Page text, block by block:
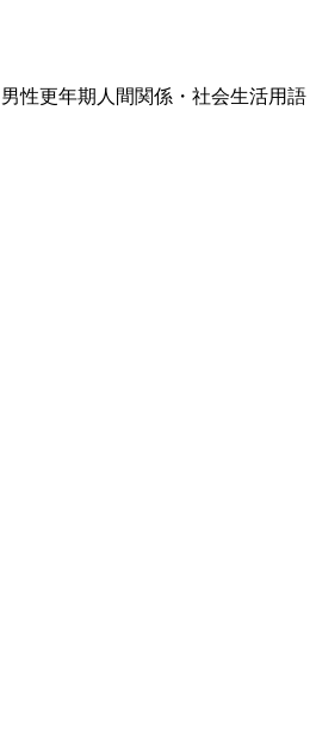
男性更年期 人間関係・社会生活用語